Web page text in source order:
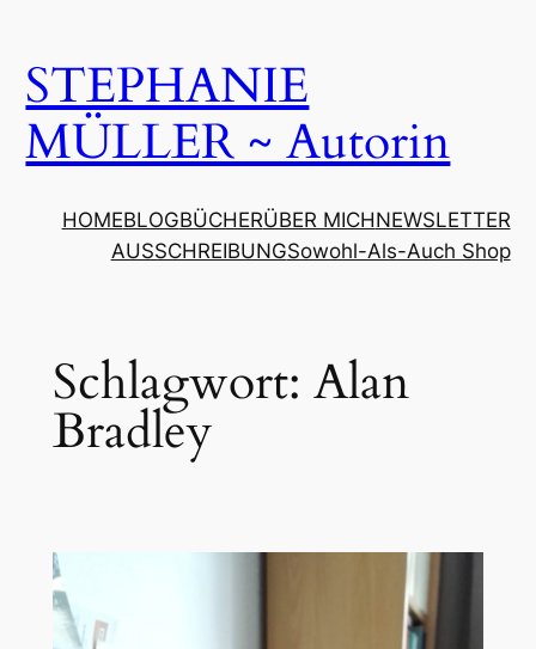
springen
STEPHANIE
MÜLLER ~ Autorin
HOMEBLOGBÜCHERÜBER MICHNEWSLETTER
AUSSCHREIBUNGSowohl-Als-Auch Shop
Schlagwort: Alan
Bradley